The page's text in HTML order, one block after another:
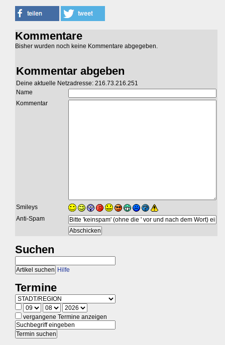
Kommentare
Bisher wurden noch keine Kommentare abgegeben.
Kommentar abgeben
Deine aktuelle Netzadresse: 216.73.216.251
Name
Kommentar
Smileys
Anti-Spam
Suchen
Hilfe
Termine
vergangene Termine anzeigen